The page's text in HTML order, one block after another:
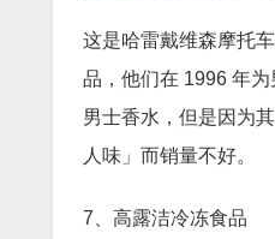
这是哈雷戴维森摩托
品，他们在 1996 年
男士香水，但是因为
人味」而销量不好。
7、高露洁冷冻食品